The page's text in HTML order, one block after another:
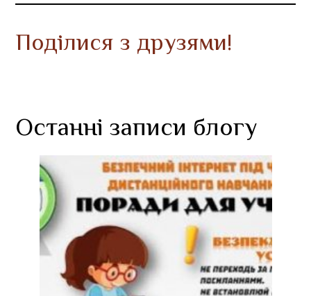
Поділися з друзями!
Останні записи блогу